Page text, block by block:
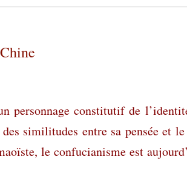
personnage constitutif de
similitudes entre sa pensée et
le confucianisme est